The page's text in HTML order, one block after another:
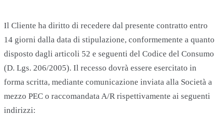
Il Cliente ha diritto di recedere dal presente contratto entro
14 giorni dalla data di stipulazione, conformemente a quanto
disposto dagli articoli 52 e seguenti del Codice del Consumo
(D. Lgs. 206/2005). Il recesso dovrà essere esercitato in
forma scritta, mediante comunicazione inviata alla Società a
mezzo PEC o raccomandata A/R rispettivamente ai seguenti
indirizzi: